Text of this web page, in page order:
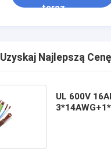
teraz
Uzyskaj Najlepszą
UL 600V